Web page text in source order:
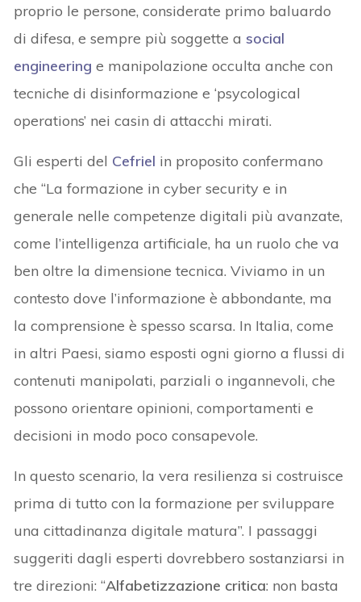
proprio le persone, considerate primo baluardo
di difesa, e sempre più soggette a social
engineering e manipolazione occulta anche con
tecniche di disinformazione e ‘psycological
operations’ nei casin di attacchi mirati.
Gli esperti del Cefriel in proposito confermano
che “La formazione in cyber security e in
generale nelle competenze digitali più avanzate,
come l’intelligenza artificiale, ha un ruolo che va
ben oltre la dimensione tecnica. Viviamo in un
contesto dove l’informazione è abbondante, ma
la comprensione è spesso scarsa. In Italia, come
in altri Paesi, siamo esposti ogni giorno a flussi di
contenuti manipolati, parziali o ingannevoli, che
possono orientare opinioni, comportamenti e
decisioni in modo poco consapevole.
In questo scenario, la vera resilienza si costruisce
prima di tutto con la formazione per sviluppare
una cittadinanza digitale matura”. I passaggi
suggeriti dagli esperti dovrebbero sostanziarsi in
tre direzioni: “Alfabetizzazione critica: non basta